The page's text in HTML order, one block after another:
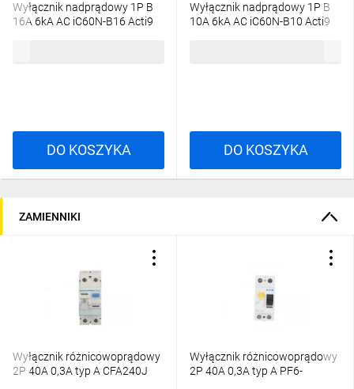
Wyłącznik nadprądowy 1P B
16A 6kA AC iC60N-B16 Acti9
DO KOSZYKA
Wyłącznik nadprądowy 1P B
10A 6kA AC iC60N-B10 Acti9
DO KOSZYKA
ZAMIENNIKI
Wyłącznik różnicowoprądowy
2P 40A 0,3A typ A CFA240J
Wyłącznik różnicowoprądowy
2P 40A 0,3A typ A PF6-